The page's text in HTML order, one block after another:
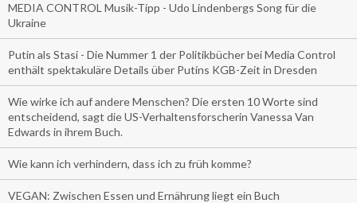
MEDIA CONTROL Musik-Tipp - Udo Lindenbergs Song für die
Ukraine
Putin als Stasi - Die Nummer 1 der Politikbücher bei Media Control
enthält spektakuläre Details über Putins KGB-Zeit in Dresden
Wie wirke ich auf andere Menschen? Die ersten 10 Worte sind
entscheidend, sagt die US-Verhaltensforscherin Vanessa Van
Edwards in ihrem Buch.
Wie kann ich verhindern, dass ich zu früh komme?
VEGAN: Zwischen Essen und Ernährung liegt ein Buch